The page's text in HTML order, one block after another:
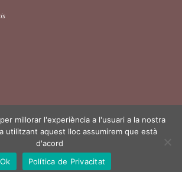
Creado porConsultor Web
millorar l'experiència a l'usuari a la nostra
utilitzant aquest lloc assumirem que està
d'acord
Ok
Política de Privacitat